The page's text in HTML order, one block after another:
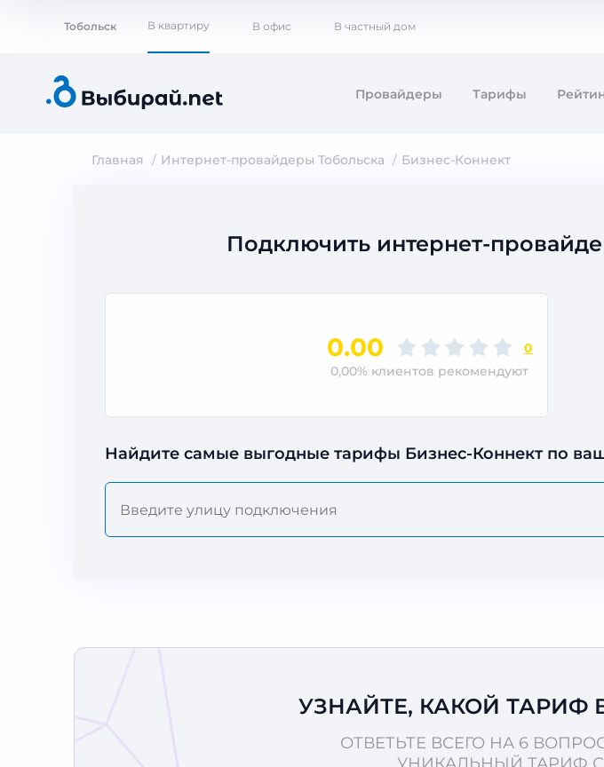
Тобольск В квартиру В офис В частный дом
Провайдеры Тарифы
Главная Интернет-провайдеры Тобольска Бизнес-Коннект
Подключить интернет-
0.00
0
0,00% клиентов рекомендуют
Найдите самые выгодные тарифы Бизнес-Коннект по
УЗНАЙТЕ, КАКОЙ ТАРИФ
ОТВЕТЬТЕ ВСЕГО НА 6